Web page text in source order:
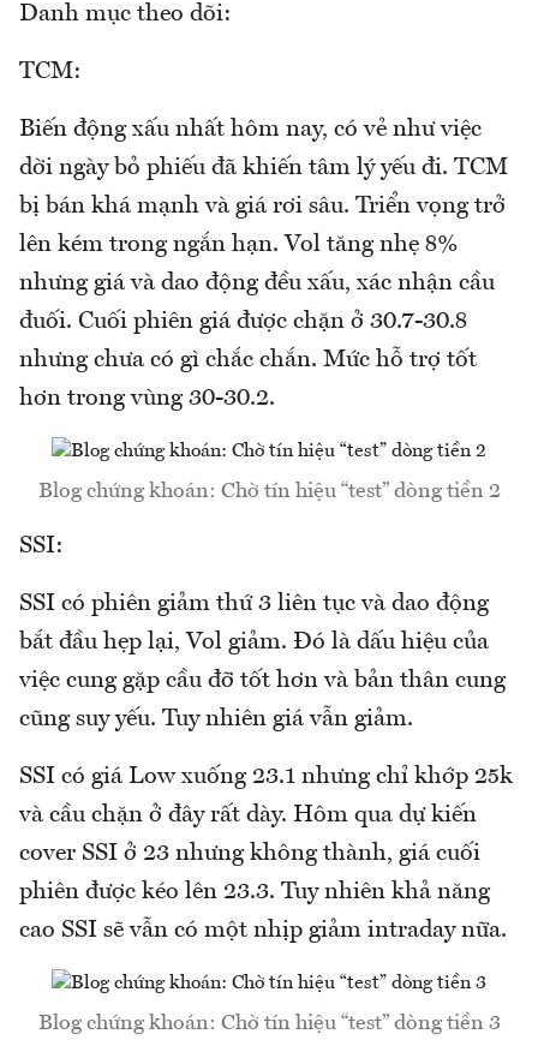
Danh mục theo dõi:
TCM:
Biến động xấu nhất hôm nay, có vẻ như việc
dời ngày bỏ phiếu đã khiến tâm lý yếu đi. TCM
bị bán khá mạnh và giá rơi sâu. Triển vọng trở
lên kém trong ngắn hạn. Vol tăng nhẹ 8%
nhưng giá và dao động đều xấu, xác nhận cầu
đuối. Cuối phiên giá được chặn ở 30.7-30.8
nhưng chưa có gì chắc chắn. Mức hỗ trợ tốt
hơn trong vùng 30-30.2.
Blog chứng khoán: Chờ tín hiệu “test” dòng tiền 2
SSI:
SSI có phiên giảm thứ 3 liên tục và dao động
bắt đầu hẹp lại, Vol giảm. Đó là dấu hiệu của
việc cung gặp cầu đỡ tốt hơn và bản thân cung
cũng suy yếu. Tuy nhiên giá vẫn giảm.
SSI có giá Low xuống 23.1 nhưng chỉ khớp 25k
và cầu chặn ở đây rất dày. Hôm qua dự kiến
cover SSI ở 23 nhưng không thành, giá cuối
phiên được kéo lên 23.3. Tuy nhiên khả năng
cao SSI sẽ vẫn có một nhịp giảm intraday nữa.
Blog chứng khoán: Chờ tín hiệu “test” dòng tiền 3